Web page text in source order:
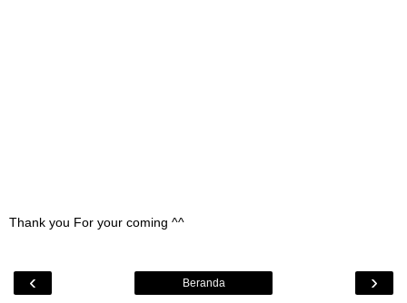
Thank you For your coming ^^
‹ ›
Beranda